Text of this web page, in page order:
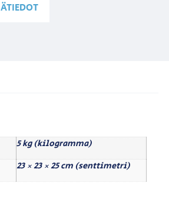
5 kg (kilogramma)
23 × 23 × 25 cm (senttimetri)